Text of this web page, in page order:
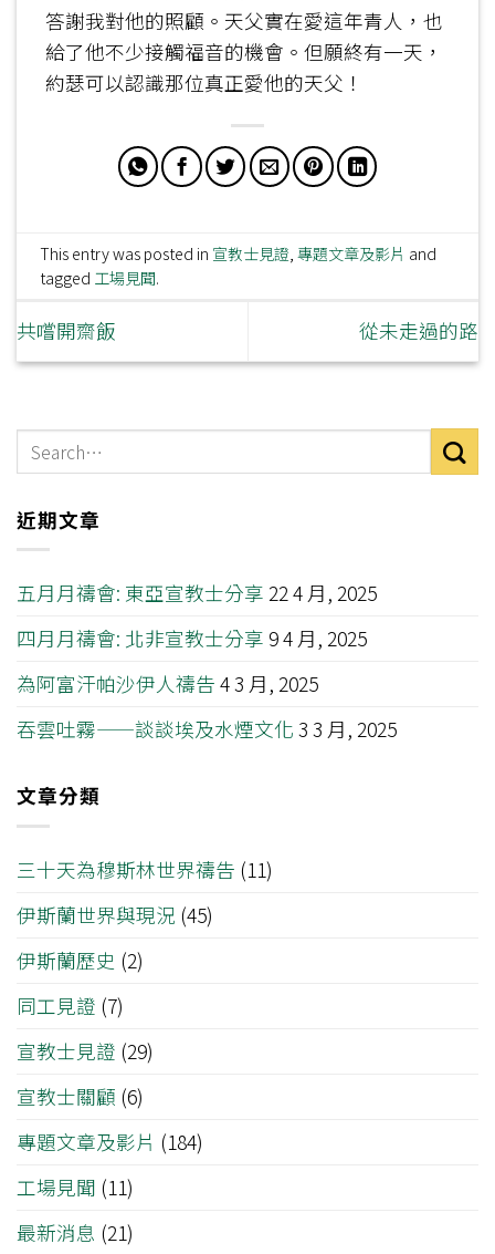
答謝我對他的照顧。天父實在愛這年青人，也
給了他不少接觸福音的機會。但願終有一天，
約瑟可以認識那位真正愛他的天父！
This entry was posted in 宣教士見證 ,專題文章及影片 and
tagged 工場見聞.
共嚐開齋飯 從未走過的路
近期文章
五月月禱會: 東亞宣教士分享 22 4 月, 2025
四月月禱會: 北非宣教士分享 9 4 月, 2025
為阿富汗帕沙伊人禱告 4 3 月, 2025
吞雲吐霧——談談埃及水煙文化 3 3 月, 2025
文章分類
三十天為穆斯林世界禱告 (11)
伊斯蘭世界與現況 (45)
伊斯蘭歷史 (2)
同工見證 (7)
宣教士見證 (29)
宣教士關顧 (6)
專題文章及影片 (184)
工場見聞 (11)
最新消息 (21)